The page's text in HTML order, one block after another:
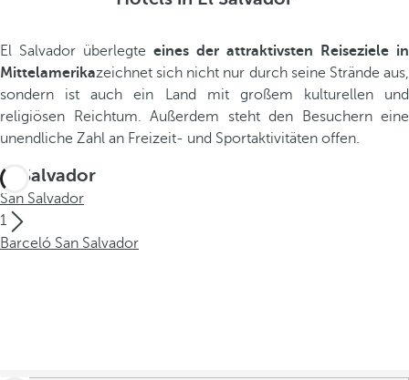
El Salvador überlegte eines der attraktivsten Reiseziele in
Mittelamerikazeichnet sich nicht nur durch seine Strände aus,
sondern ist auch ein Land mit großem kulturellen und
religiösen Reichtum. Außerdem steht den Besuchern eine
unendliche Zahl an Freizeit- und Sportaktivitäten offen.
El Salvador
San Salvador
1
Barceló San Salvador